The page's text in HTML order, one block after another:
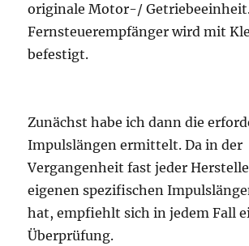
originale Motor-/
Fernsteuerempfänger wird mit
befestigt.
Zunächst habe ich dann die
Impulslängen ermittelt. Da in der
Vergangenheit fast jeder
eigenen spezifischen
hat, empfiehlt sich in jedem Fall
Überprüfung.